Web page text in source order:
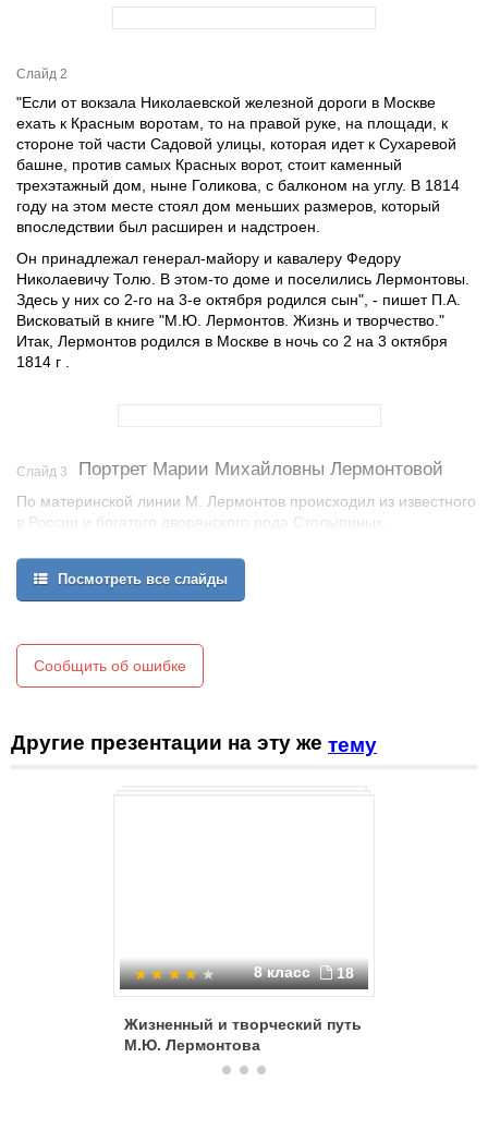
Слайд 2
"Если от вокзала Николаевской железной дороги в Москве
ехать к Красным воротам, то на правой руке, на площади, к
стороне той части Садовой улицы, которая идет к Сухаревой
башне, против самых Красных ворот, стоит каменный
трехэтажный дом, ныне Голикова, с балконом на углу. В 1814
году на этом месте стоял дом меньших размеров, который
впоследствии был расширен и надстроен.
Он принадлежал генерал-майору и кавалеру Федору
Николаевичу Толю. В этом-то доме и поселились Лермонтовы.
Здесь у них со 2-го на 3-е октября родился сын", - пишет П.А.
Висковатый в книге "М.Ю. Лермонтов. Жизнь и творчество."
Итак, Лермонтов родился в Москве в ночь со 2 на 3 октября
1814 г .
Слайд 3 Портрет Марии Михайловны Лермонтовой
По материнской линии М. Лермонтов происходил из известного
в России и богатого дворянского рода Столыпиных.
Посмотреть все слайды
Сообщить об ошибке
Другие презентации на эту же тему
8 класс 18
Жизненный и творческий путь
М.Ю. Лермонтова